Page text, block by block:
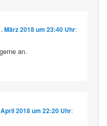
März 2018 um 23:40 Uhr:
an.
2018 um 22:20 Uhr: